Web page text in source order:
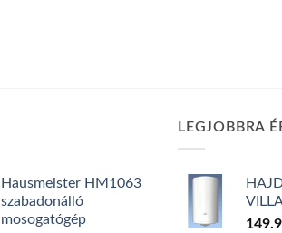
Hausmeister HM1063
szabadonálló
mosogatógép
LEGJOBBRA